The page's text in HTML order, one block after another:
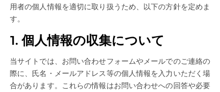
用者の個人情報を適切に取り扱うため、以下の方針を定めま
す。
1. 個人情報の収集について
当サイトでは、お問い合わせフォームやメールでのご連絡の
際に、氏名・メールアドレス等の個人情報を入力いただく場
合があります。これらの情報はお問い合わせへの回答や必要